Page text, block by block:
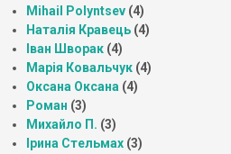
Mihail Polyntsev (4)
Наталія Кравець (4)
Іван Шворак (4)
Марія Ковальчук (4)
Оксана Оксана (4)
Роман (3)
Михайло П. (3)
Ірина Стельмах (3)